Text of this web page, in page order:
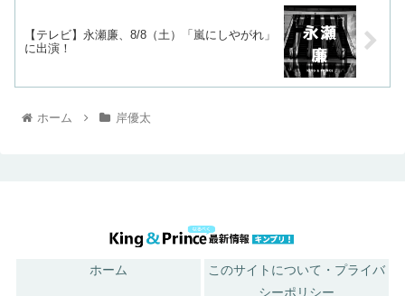
【テレビ】永瀬廉、8/8（土）「嵐にしやがれ」
に出演！
ホーム 岸優太
ホーム
このサイトについて・プライバ
シーポリシー